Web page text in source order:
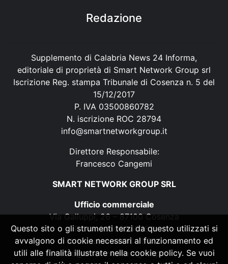
Redazione
Supplemento di Calabria News 24 Informa,
editoriale di proprietà di Smart Network Group srl
Iscrizione Reg. stampa Tribunale di Cosenza n. 5 del
15/12/2017
P. IVA 03500860782
N. iscrizione ROC 28794
info@smartnetworkgroup.it
Direttore Responsabile:
Francesco Cangemi
SMART NETWORK GROUP SRL
Ufficio commerciale
Via Galluppi, 26 – 87100 Cosenza
P. IVA 03500860782
N. iscrizione ROC 28794
info@smartnetworkgroup.it
Questo sito o gli strumenti terzi da questo utilizzati si
avvalgono di cookie necessari al funzionamento ed
utili alle finalità illustrate nella cookie policy. Se vuoi